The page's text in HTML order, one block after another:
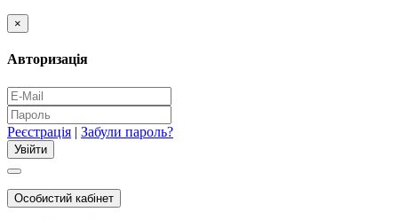
×
Авторизація
Реєстрація | Забули пароль?
Особистий кабінет